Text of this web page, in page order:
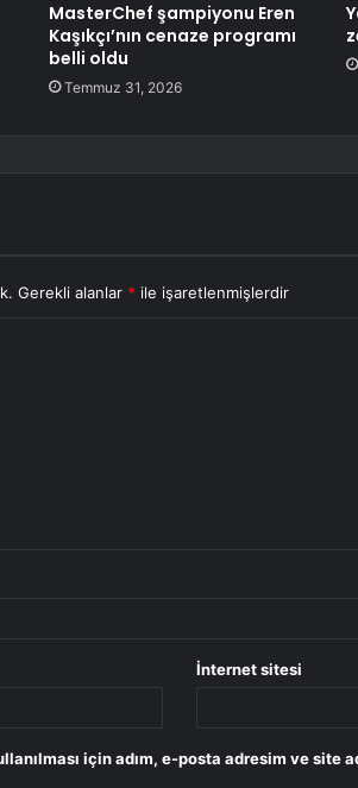
MasterChef şampiyonu Eren
Kaşıkçı’nın cenaze programı
belli oldu
Temmuz 31, 2026
Gerekli alanlar * ile işaretlenmişlerdir
İnternet sitesi
için adım, e-posta adresim ve site